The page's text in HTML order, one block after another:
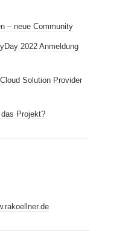
– neue Community
2022 Anmeldung
Solution Provider
Projekt?